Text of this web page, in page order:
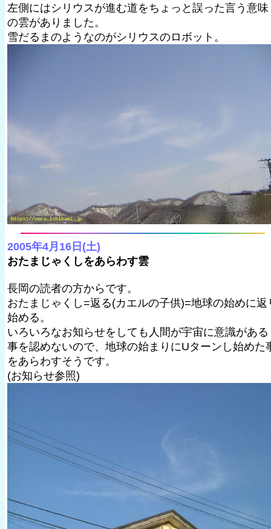
左側にはシリウスが進む道をちょっと誤った言う意味
の雲がありました。
雪だるまのようなのがシリウスのロボット。
2005年4月16日(土)
おたまじゃくしをあらわす雲
長岡の読者の方からです。
おたまじゃくし=返る(カエルの子供)=地球の始めに返
始める。
いろいろなお知らせをしても人間が宇宙に意識がある
事を認めないので、地球の始まりにUターンし始めた
をあらわすそうです。
(お知らせ参照)